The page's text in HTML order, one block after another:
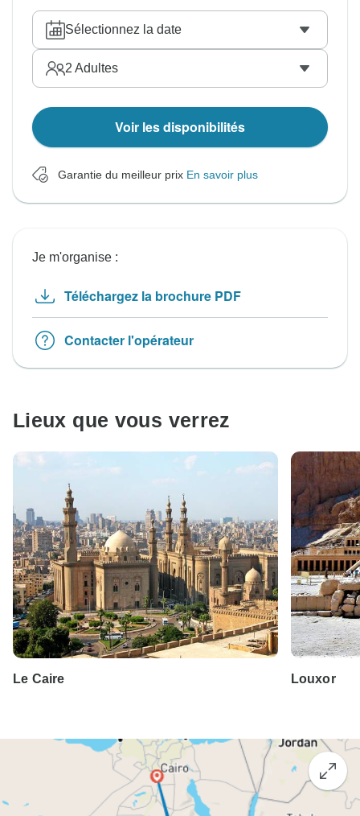
Sélectionnez la date
2 Adultes
Voir les disponibilités
Garantie du meilleur prix En savoir plus
Je m'organise :
Téléchargez la brochure PDF
Contacter l'opérateur
Lieux que vous verrez
Le Caire Louxor